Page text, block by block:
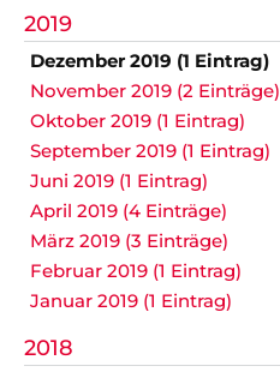
2019
Dezember 2019 (1 Eintrag)
November 2019 (2 Einträge)
Oktober 2019 (1 Eintrag)
September 2019 (1 Eintrag)
Juni 2019 (1 Eintrag)
April 2019 (4 Einträge)
März 2019 (3 Einträge)
Februar 2019 (1 Eintrag)
Januar 2019 (1 Eintrag)
2018